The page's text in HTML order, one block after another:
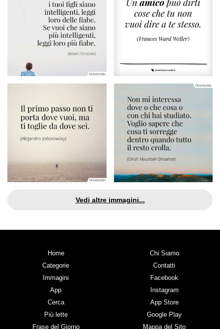
Vedi altre immagini...
Home
Categorie
Immagini
App
Cerca
Più lette
Frase del Giorno
Chi Siamo
Contatti
Facebook
Instagram
App Store
Google Play
Mappa del Sito